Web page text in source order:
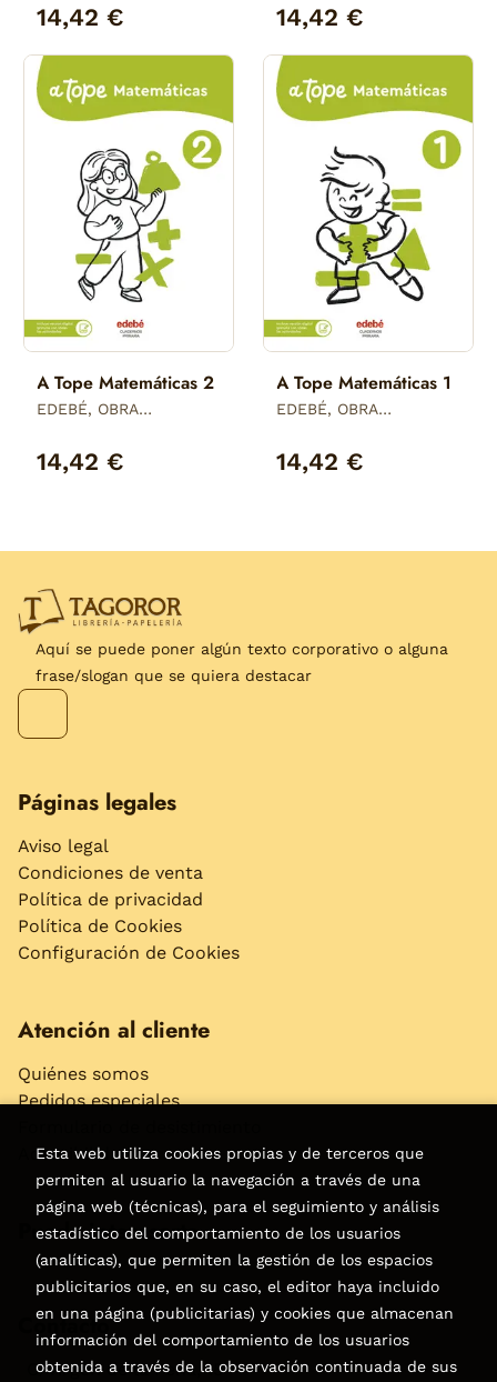
14,42 € 14,42 €
A Tope Matemáticas 2
EDEBÉ, OBRA
14,42 €
A Tope Matemáticas 1
EDEBÉ, OBRA
14,42 €
Aquí se puede poner algún texto corporativo o alguna
frase/slogan que se quiera destacar
Páginas legales
Aviso legal
Condiciones de venta
Política de privacidad
Política de Cookies
Configuración de Cookies
Atención al cliente
Quiénes somos
Pedidos especiales
Accesibilidad
Puede interesarte
Contacto
C/Virgen de la Peña, 15
Esta web utiliza cookies propias y de terceros que
permiten al usuario la navegación a través de una
página web (técnicas), para el seguimiento y análisis
estadístico del comportamiento de los usuarios
(analíticas), que permiten la gestión de los espacios
publicitarios que, en su caso, el editor haya incluido
en una página (publicitarias) y cookies que almacenan
información del comportamiento de los usuarios
obtenida a través de la observación continuada de sus